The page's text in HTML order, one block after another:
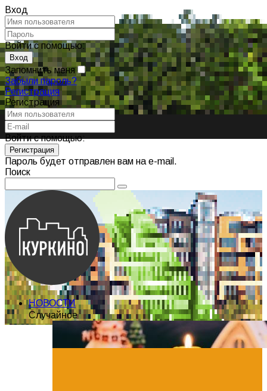
Вход
Войти с помощью:
Запомнить меня
Забыли пароль?
Регистрация
Регистрация
Войти с помощью:
Пароль будет отправлен вам на e-mail.
Поиск
НОВОСТИ
Случайное